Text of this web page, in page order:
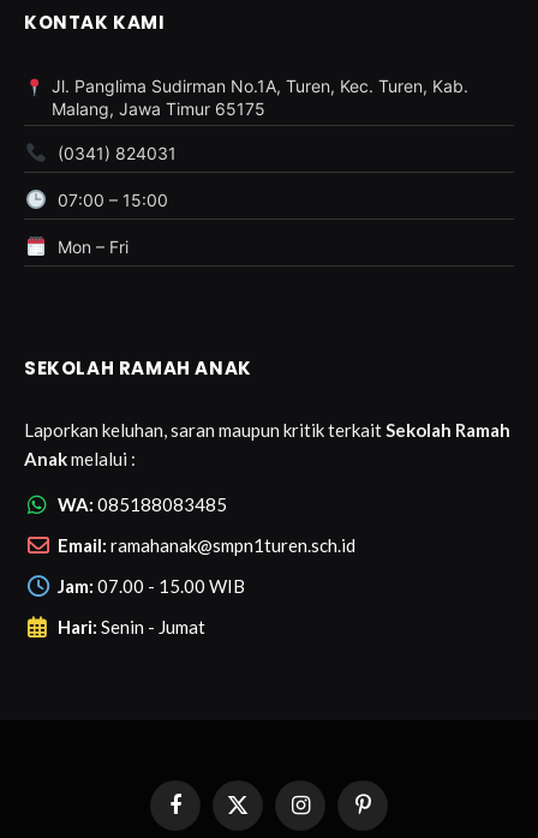
KONTAK KAMI
Jl. Panglima Sudirman No.1A, Turen, Kec. Turen, Kab.
Malang, Jawa Timur 65175
(0341) 824031
07:00 – 15:00
Mon – Fri
SEKOLAH RAMAH ANAK
Laporkan keluhan, saran maupun kritik terkaitSekolah Ramah
Anakmelalui :
WA: 085188083485
Email: ramahanak@smpn1turen.sch.id
Jam: 07.00 - 15.00 WIB
Hari: Senin - Jumat
FacebookX
InstagramPinterest